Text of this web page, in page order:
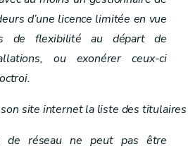
d’une licence limitée en vue
de flexibilité au départ de
ou exonérer ceux-ci
site internet la liste des
de réseau ne peut pas être